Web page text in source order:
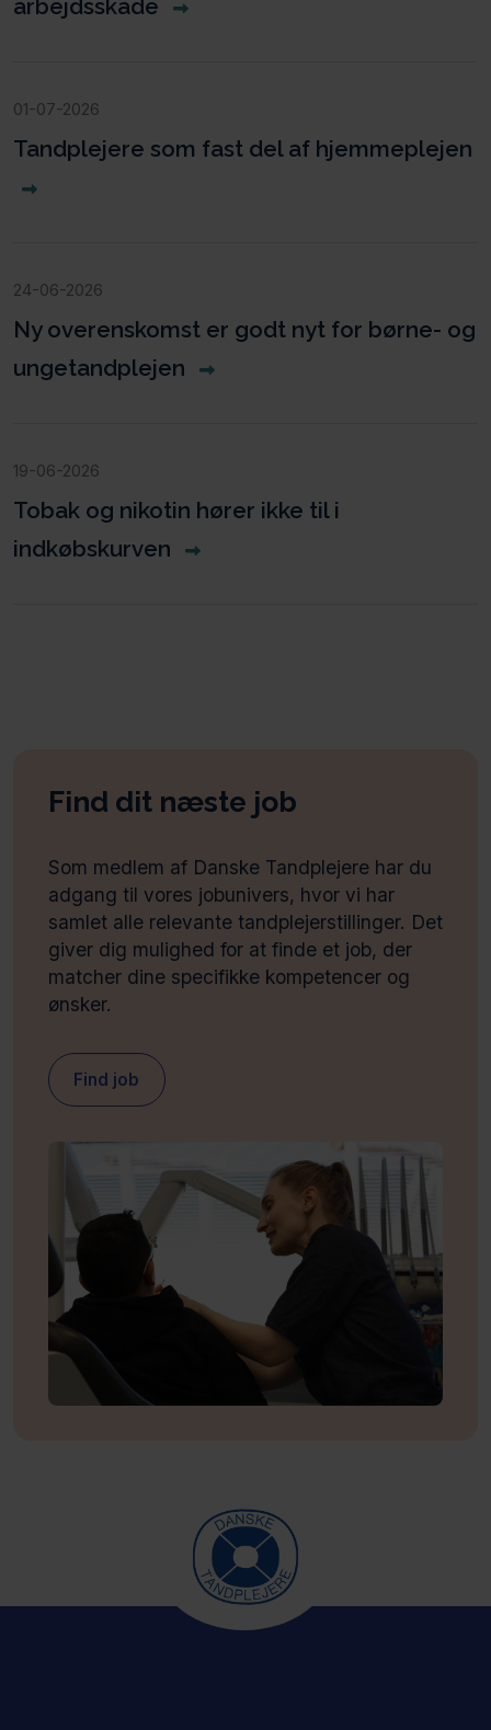
arbejdsskade
01-07-2026
Tandplejere som fast del af hjemmeplejen
24-06-2026
Ny overenskomst er godt nyt for børne- og
ungetandplejen
19-06-2026
Tobak og nikotin hører ikke til i
indkøbskurven
Find dit næste job
Som medlem af Danske Tandplejere har du
adgang til vores jobunivers, hvor vi har
samlet alle relevante tandplejerstillinger. Det
giver dig mulighed for at finde et job, der
matcher dine specifikke kompetencer og
ønsker.
Find job